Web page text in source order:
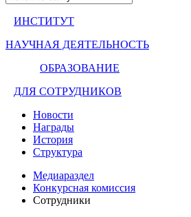
ИНСТИТУТ
НАУЧНАЯ ДЕЯТЕЛЬНОСТЬ
ОБРАЗОВАНИЕ
ДЛЯ СОТРУДНИКОВ
Новости
Награды
История
Структура
Медиараздел
Конкурсная комиссия
Сотрудники